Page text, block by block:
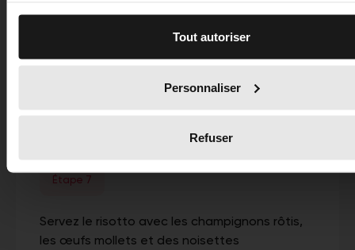
Tout autoriser
Personnaliser
Refuser
Ajoutez la butternut écrasée en purée à la
Étape 7
Servez le risotto avec les champignons rôtis,
les œufs mollets et des noisettes